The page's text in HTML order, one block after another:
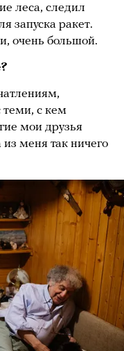
леса, следил
запуска ракет.
очень большой.
теми, с кем
мои друзья
меня так ничего